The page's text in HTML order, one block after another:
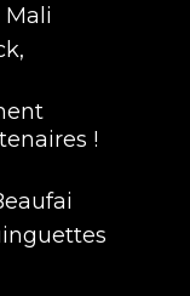
Mali
!